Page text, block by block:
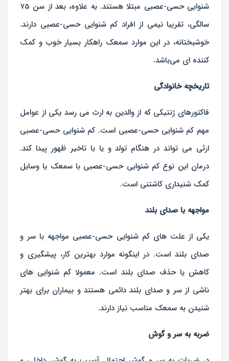
شنوایی حسی-عصبی مبتلا هستند. به علاوه، بعد از سن 75
سالگی، تقریبا نیمی از افراد کم شنوایی حسی-عصبی دارند.
خوشبختانه، در این موارد سمعک راهکار بسیار خوب و کمک
کننده ای می‌‌باشد.
تاریخچه خانوادگی
فاکتورهای ژنتیکی که از والدین به ارث می رسد یکی از عوامل
مهم کم شنوایی حسی-عصبی است. کم شنوایی حسی-عصبی
ارثی می تواند در هنگام تولد و یا با تاخیر ظهور پیدا کند.
درمان این نوع کم شنوایی حسی-عصبی با سمعک یا وسایل
کمک شنیداری کاشتنی است.
مواجهه با صدای بلند
یکی از علت های کم شنوایی حسی-عصبی مواجهه با سر و
صدای بلند است. در اینگونه موارد بهترین کار، پیشگیری و
کاهش یا حذف صدای بلند است. معمولا کم شنوایی های
ناشی از سر و صدای بلند دائمی هستند و بیماران برای بهتر
شنیدن به سمعک مناسب نیاز دارند.
ضربه به سر و گوش